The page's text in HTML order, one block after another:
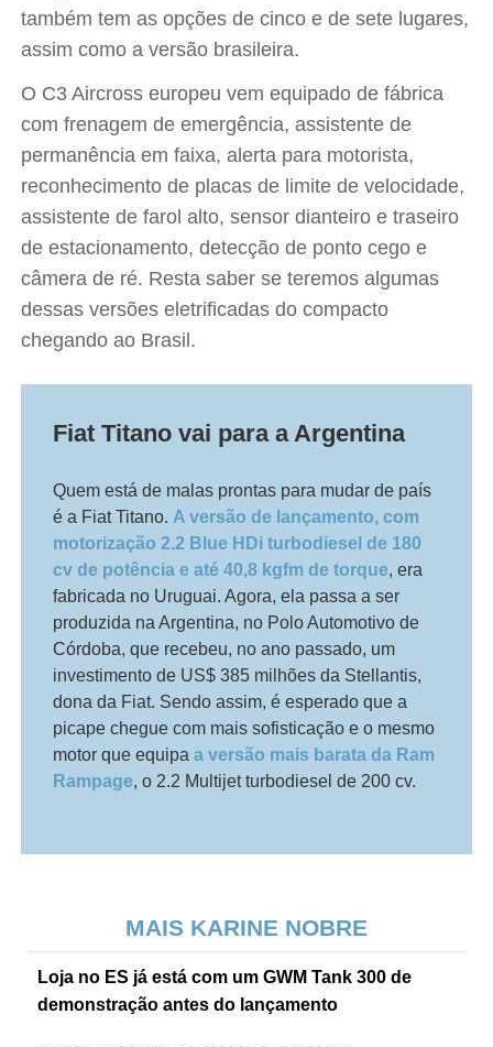
também tem as opções de cinco e de sete lugares,
assim como a versão brasileira.
O C3 Aircross europeu vem equipado de fábrica
com frenagem de emergência, assistente de
permanência em faixa, alerta para motorista,
reconhecimento de placas de limite de velocidade,
assistente de farol alto, sensor dianteiro e traseiro
de estacionamento, detecção de ponto cego e
câmera de ré. Resta saber se teremos algumas
dessas versões eletrificadas do compacto
chegando ao Brasil.
Fiat Titano vai para a Argentina
Quem está de malas prontas para mudar de país
é a Fiat Titano. A versão de lançamento, com
motorização 2.2 Blue HDi turbodiesel de 180
cv de potência e até 40,8 kgfm de torque, era
fabricada no Uruguai. Agora, ela passa a ser
produzida na Argentina, no Polo Automotivo de
Córdoba, que recebeu, no ano passado, um
investimento de US$ 385 milhões da Stellantis,
dona da Fiat. Sendo assim, é esperado que a
picape chegue com mais sofisticação e o mesmo
motor que equipaa versão mais barata da Ram
Rampage, o 2.2 Multijet turbodiesel de 200 cv.
MAIS KARINE NOBRE
Loja no ES já está com um GWM Tank 300 de
demonstração antes do lançamento